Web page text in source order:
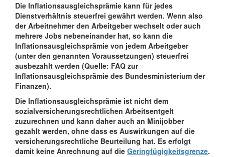
Die Inflationsausgleichsprämie kann für jedes
Dienstverhältnis steuerfrei gewährt werden. Wenn also
der Arbeitnehmer den Arbeitgeber wechselt oder auch
mehrere Jobs nebeneinander hat, so kann die
Inflationsausgleichsprämie von jedem Arbeitgeber
(unter den genannten Voraussetzungen) steuerfrei
ausbezahlt werden (Quelle: FAQ zur
Inflationsausgleichsprämie des Bundesministerium der
Finanzen).
Die Inflationsausgleichsprämie ist nicht dem
sozialversicherungsrechtlichen Arbeitsentgelt
zuzurechnen und kann daher auch an Minijobber
gezahlt werden, ohne dass es Auswirkungen auf die
versicherungsrechtliche Beurteilung hat. Es erfolgt
damit keine Anrechnung auf die Geringfügigkeitsgrenze.